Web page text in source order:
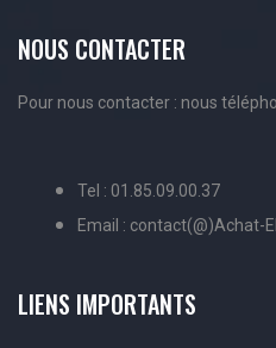
NOUS CONTACTER
Pour nous contacter : nous
Tel : 01.85.09.00.37
Email : contact(@)Achat-
LIENS IMPORTANTS